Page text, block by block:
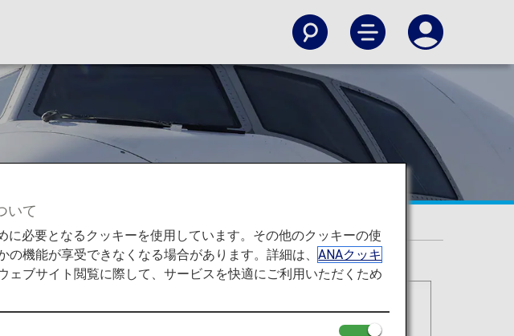
インズ（FW）
いて
必要となるクッキーを使用しています。その他のクッキーの使
の機能が享受できなくなる場合があります。詳細は、ANAクッキ
ェブサイト閲覧に際して、サービスを快適にご利用いただくため